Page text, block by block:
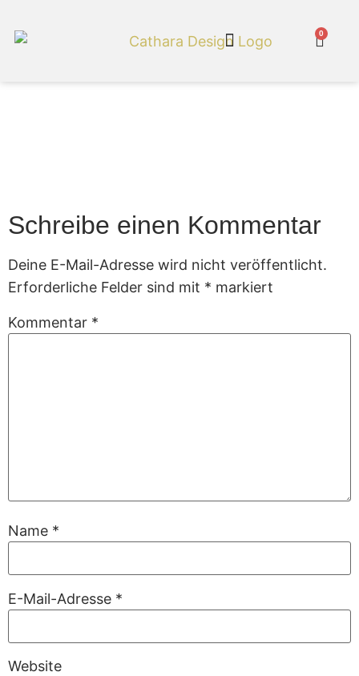
0
Schreibe einen Kommentar
Deine E-Mail-Adresse wird nicht veröffentlicht.
Erforderliche Felder sind mit * markiert
Kommentar *
Name *
E-Mail-Adresse *
Website